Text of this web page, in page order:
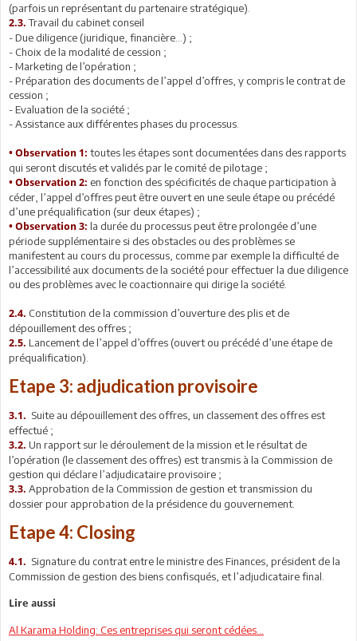
(parfois un représentant du partenaire stratégique).
2.3. Travail du cabinet conseil
- Due diligence (juridique, financière…) ;
- Choix de la modalité de cession ;
- Marketing de l’opération ;
- Préparation des documents de l’appel d’offres, y compris le contrat de
cession ;
- Evaluation de la société ;
- Assistance aux différentes phases du processus.
• Observation 1: toutes les étapes sont documentées dans des rapports
qui seront discutés et validés par le comité de pilotage ;
• Observation 2: en fonction des spécificités de chaque participation à
céder, l’appel d’offres peut être ouvert en une seule étape ou précédé
d’une préqualification (sur deux étapes) ;
• Observation 3: la durée du processus peut être prolongée d’une
période supplémentaire si des obstacles ou des problèmes se
manifestent au cours du processus, comme par exemple la difficulté de
l’accessibilité aux documents de la société pour effectuer la due diligence
ou des problèmes avec le coactionnaire qui dirige la société.
2.4. Constitution de la commission d’ouverture des plis et de
dépouillement des offres ;
2.5. Lancement de l’appel d’offres (ouvert ou précédé d’une étape de
préqualification).
Etape 3: adjudication provisoire
3.1. Suite au dépouillement des offres, un classement des offres est
effectué ;
3.2. Un rapport sur le déroulement de la mission et le résultat de
l’opération (le classement des offres) est transmis à la Commission de
gestion qui déclare l’adjudicataire provisoire ;
3.3. Approbation de la Commission de gestion et transmission du
dossier pour approbation de la présidence du gouvernement.
Etape 4: Closing
4.1. Signature du contrat entre le ministre des Finances, président de la
Commission de gestion des biens confisqués, et l’adjudicataire final.
Lire aussi
Al Karama Holding: Ces entreprises qui seront cédées...